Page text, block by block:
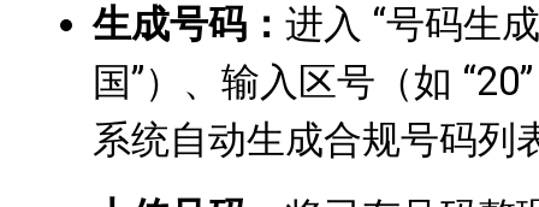
生成号码： 进入 “号码生
国”）、输入区号（如
系统自动生成合规号码列